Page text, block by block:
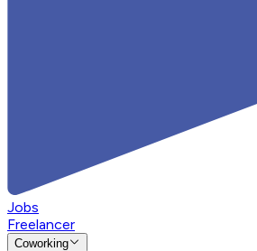
Jobs
Freelancer
Coworking